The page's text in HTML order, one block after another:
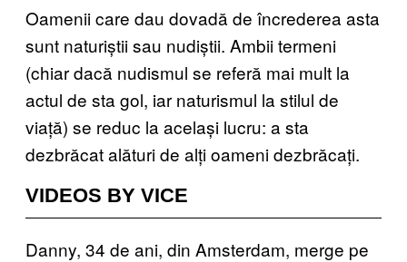
Oamenii care dau dovadă de încrederea asta
sunt naturiștii sau nudiștii. Ambii termeni
(chiar dacă nudismul se referă mai mult la
actul de sta gol, iar naturismul la stilul de
viață) se reduc la același lucru: a sta
dezbrăcat alături de alți oameni dezbrăcați.
VIDEOS BY VICE
Danny, 34 de ani, din Amsterdam, merge pe